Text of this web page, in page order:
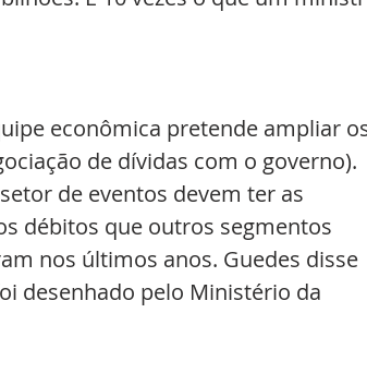
econômica pretende ampliar
de dívidas com o governo).
de eventos devem ter as
débitos que outros segmentos
nos últimos anos. Guedes disse
desenhado pelo Ministério da